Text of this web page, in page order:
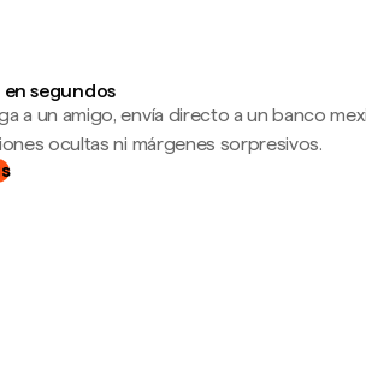
segundos
a un amigo, envía directo a un banco
ocultas ni márgenes sorpresivos.